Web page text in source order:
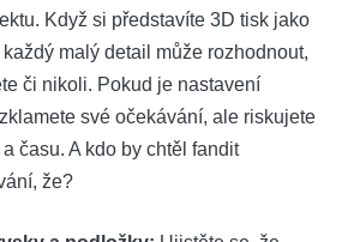
Když si představíte 3D tisk jako
malý detail může rozhodnout,
či nikoli. Pokud je nastavení
své očekávání, ale riskujete
času. A kdo by chtěl fandit
že?